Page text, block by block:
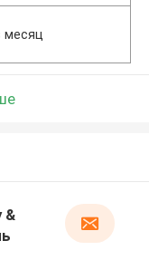
месяц
&